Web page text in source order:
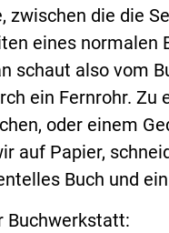
zwischen die die
eines normalen
schaut also vom
ein Fernrohr.
oder einem
auf Papier,
Buch und
Buchwerkstatt: